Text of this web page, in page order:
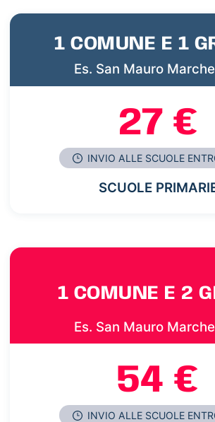
1 COMUNE E 1
Es. San Mauro
27 €
INVIO ALLE SCUOLE
SCUOLE
1 COMUNE E 2
Es. San Mauro
54 €
INVIO ALLE SCUOLE